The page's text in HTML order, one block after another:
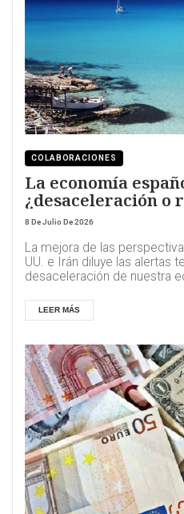
COLABORACIONES
La economía
¿desaceleración o
8 De Julio De 2026
La mejora de las
UU. e Irán diluye las alertas
desaceleración de nuestra
LEER MÁS